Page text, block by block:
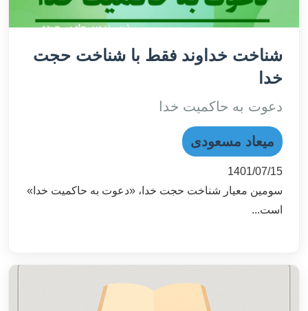
شناخت خداوند فقط با شناخت حجت
خدا
دعوت به حاکمیت خدا
میعاد مسعودی
1401/07/15
سومین معیار شناخت حجت خدا، «دعوت به حاکمیت خدا»
است...